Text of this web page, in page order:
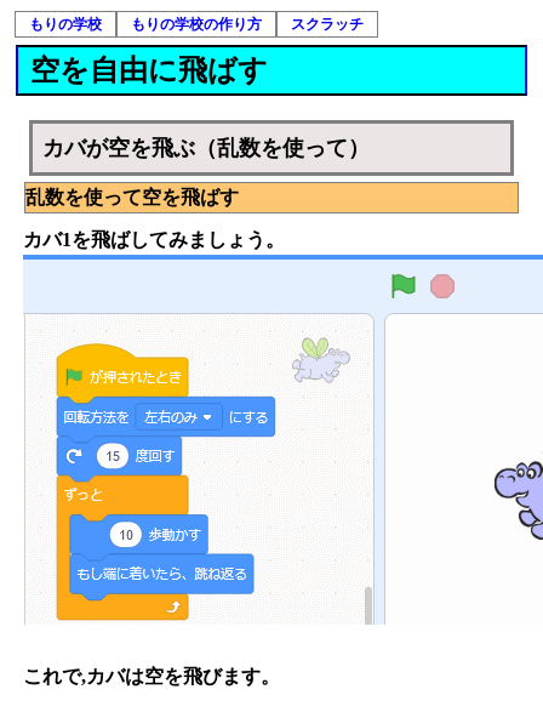
もりの学校 もりの学校の作り方 スクラッチ
空を自由に飛ばす
カバが空を飛ぶ（乱数を使って）
乱数を使って空を飛ばす
カバ1を飛ばしてみましょう。
これで,カバは空を飛びます。